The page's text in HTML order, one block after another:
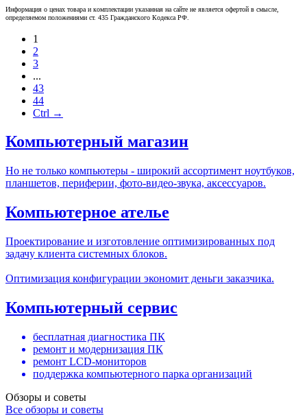
Информация о ценах товара и комплектации указанная на сайте не является офертой в смысле,
определяемом положениями ст. 435 Гражданского Кодекса РФ.
1
2
3
...
43
44
Ctrl →
Компьютерный магазин
Но не только компьютеры - широкий ассортимент ноутбуков,
планшетов, периферии, фото-видео-звука, аксессуаров.
Компьютерное ателье
Проектирование и изготовление оптимизированных под
задачу клиента системных блоков.
Оптимизация конфигурации экономит деньги заказчика.
Компьютерный сервис
бесплатная диагностика ПК
ремонт и модернизация ПК
ремонт LCD-мониторов
поддержка компьютерного парка организаций
Обзоры и советы
Все обзоры и советы